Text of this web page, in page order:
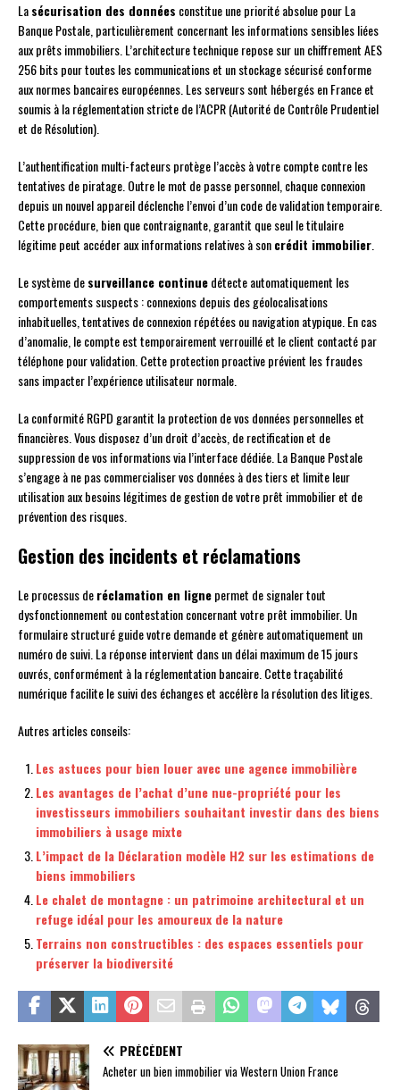
Lasécurisation des données constitue une priorité absolue pour La
Banque Postale, particulièrement concernant les informations sensibles liées
aux prêts immobiliers. L’architecture technique repose sur un chiffrement AES
256 bits pour toutes les communications et un stockage sécurisé conforme
aux normes bancaires européennes. Les serveurs sont hébergés en France et
soumis à la réglementation stricte de l’ACPR (Autorité de Contrôle Prudentiel
et de Résolution).
L’authentification multi-facteurs protège l’accès à votre compte contre les
tentatives de piratage. Outre le mot de passe personnel, chaque connexion
depuis un nouvel appareil déclenche l’envoi d’un code de validation temporaire.
Cette procédure, bien que contraignante, garantit que seul le titulaire
légitime peut accéder aux informations relatives à soncrédit immobilier
Le système desurveillance continuedétecte automatiquement les
comportements suspects : connexions depuis des géolocalisations
inhabituelles, tentatives de connexion répétées ou navigation atypique. En cas
d’anomalie, le compte est temporairement verrouillé et le client contacté par
téléphone pour validation. Cette protection proactive prévient les fraudes
sans impacter l’expérience utilisateur normale.
La conformité RGPD garantit la protection de vos données personnelles et
financières. Vous disposez d’un droit d’accès, de rectification et de
suppression de vos informations via l’interface dédiée. La Banque Postale
s’engage à ne pas commercialiser vos données à des tiers et limite leur
utilisation aux besoins légitimes de gestion de votre prêt immobilier et de
prévention des risques.
Gestion des incidents et réclamations
Le processus deréclamation en lignepermet de signaler tout
dysfonctionnement ou contestation concernant votre prêt immobilier. Un
formulaire structuré guide votre demande et génère automatiquement un
numéro de suivi. La réponse intervient dans un délai maximum de 15 jours
ouvrés, conformément à la réglementation bancaire. Cette traçabilité
numérique facilite le suivi des échanges et accélère la résolution des litiges.
Autres articles conseils:
Les astuces pour bien louer avec une agence immobilière
Les avantages de l’achat d’une nue-propriété pour les
investisseurs immobiliers souhaitant investir dans des biens
immobiliers à usage mixte
L’impact de la Déclaration modèle H2 sur les estimations de
biens immobiliers
Le chalet de montagne : un patrimoine architectural et un
refuge idéal pour les amoureux de la nature
Terrains non constructibles : des espaces essentiels pour
préserver la biodiversité
PRÉCÉDENT
Acheter un bien immobilier via Western Union France